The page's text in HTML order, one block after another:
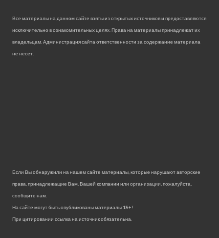
Все материалы на данном сайте взяты из открытых источников и предоставляются
исключительно в ознакомительных целях. Права на материалы принадлежат их
владельцам. Администрация сайта ответственности за содержание материала
не несет.
Если Вы обнаружили на нашем сайте материалы, которые нарушают авторские
права, принадлежащие Вам, Вашей компании или организации, пожалуйста,
сообщите нам.
На сайте могут быть опубликованы материалы 18+!
При цитировании ссылка на источник обязательна.